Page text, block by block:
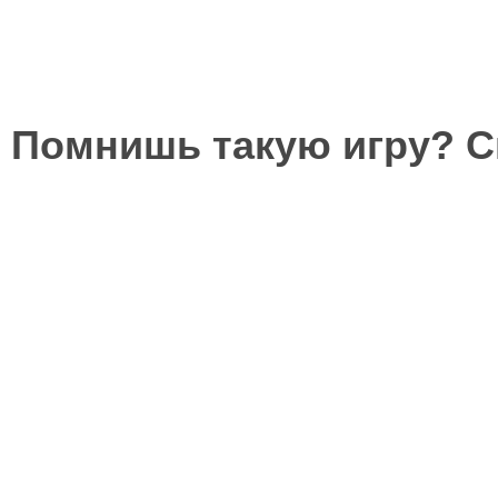
Помнишь такую игру?